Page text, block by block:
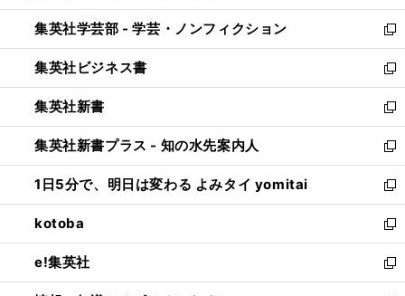
開
く
ウ
で
開
く
ン
ド
ウ
で
開
く
ウ
ィ
ン
ド
ウ
で
開
く
集英社学芸部 - 学芸・ノンフィクション
新
し
い
ウ
ィ
ン
ド
ウ
で
開
く
集英社ビジネス書
新
し
い
ウ
ィ
ン
ド
ウ
で
開
く
集英社新書
新
し
い
ウ
ィ
ン
ド
ウ
で
開
集英社新書プラス - 知の水先案内人
新
し
い
ウ
ィ
ン
ド
ウ
1日5分で、明日は変わる よみタイ yomitai
新
し
い
ウ
ィ
ン
kotoba
新
し
い
ウ
e!集英社
新
し